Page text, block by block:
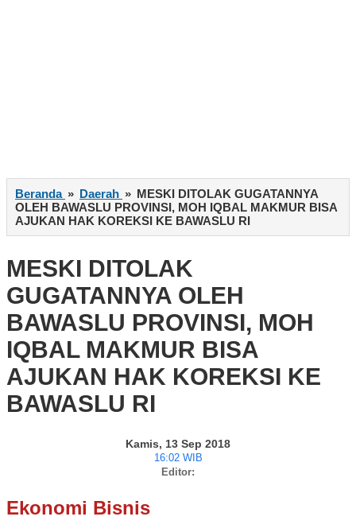
Beranda » Daerah » MESKI DITOLAK GUGATANNYA
OLEH BAWASLU PROVINSI, MOH IQBAL MAKMUR BISA
AJUKAN HAK KOREKSI KE BAWASLU RI
MESKI DITOLAK
GUGATANNYA OLEH
BAWASLU PROVINSI, MOH
IQBAL MAKMUR BISA
AJUKAN HAK KOREKSI KE
BAWASLU RI
Kamis, 13 Sep 2018
16:02 WIB
Editor:
Ekonomi Bisnis